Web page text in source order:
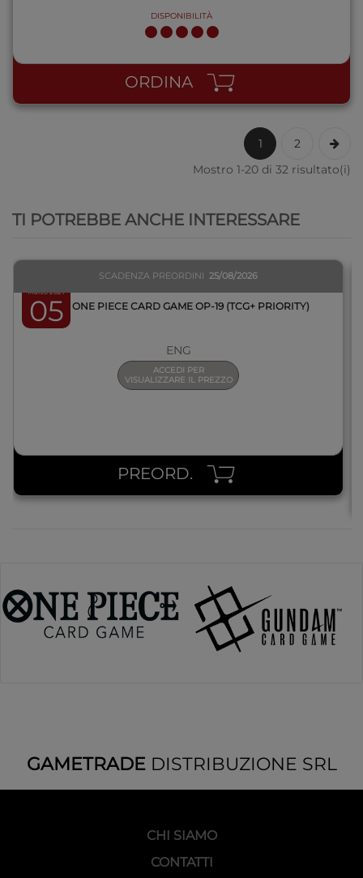
DISPONIBILITÀ
ORDINA
1
2
Mostro 1-20 di 32 risultato(i)
TI POTREBBE ANCHE INTERESSARE
Marzo 2027
05
SCADENZA PREORDINI 25/08/2026
BOX ONE PIECE CARD GAME OP-19 (TCG+ PRIORITY)
ENG
ACCEDI PER
VISUALIZZARE IL PREZZO
PREORD.
GAMETRADEDISTRIBUZIONE SRL
CHI SIAMO
CONTATTI